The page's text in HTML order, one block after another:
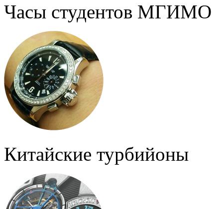
Часы студентов МГИМО
Китайские турбийоны